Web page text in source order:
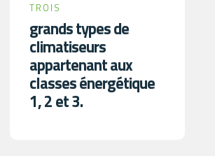
TROIS
grands types de
climatiseurs
appartenant aux
classes énergétique
1, 2 et 3.